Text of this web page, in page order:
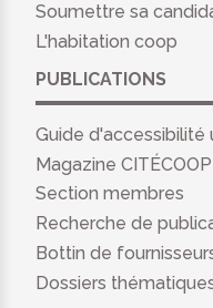
Soumettre sa
L'habitation coop
PUBLICATIONS
Guide d'accessibilité
Magazine CITÉCOOP
Section membres
Recherche de
Bottin de
Dossiers